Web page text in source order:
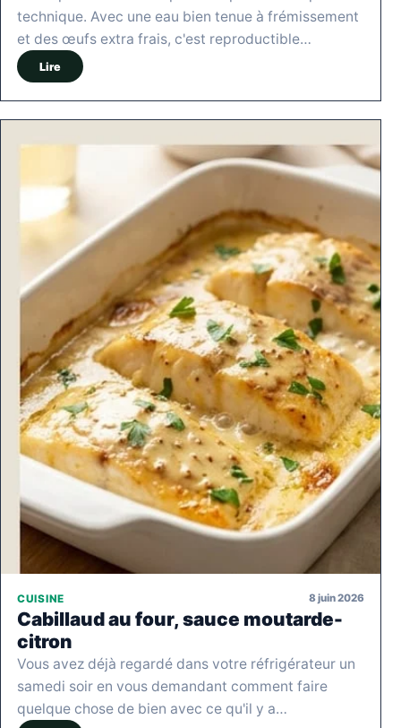
technique. Avec une eau bien tenue à frémissement
et des œufs extra frais, c'est reproductible…
Lire
CUISINE 8 juin 2026
Cabillaud au four, sauce moutarde-
citron
Vous avez déjà regardé dans votre réfrigérateur un
samedi soir en vous demandant comment faire
quelque chose de bien avec ce qu'il y a…